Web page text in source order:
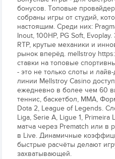
бонусов. Топовые
собраны игры от студий,
настоящим. Среди них:
Inout, 100HP, PG Soft,
RTP, крутые механики и
рынок вперёд. mellstroy
ставки на топовые
- это не только слоты и
линии Mellstroy Casino
ежедневно в более чем 60
теннис, баскетбол, MMA,
Dota 2, League of Legends.
Liga, Serie A, Ligue 1, Primeira
матча через Prematch или в
в Live. Динамичные
быстрые расчёты делают
захватывающей.